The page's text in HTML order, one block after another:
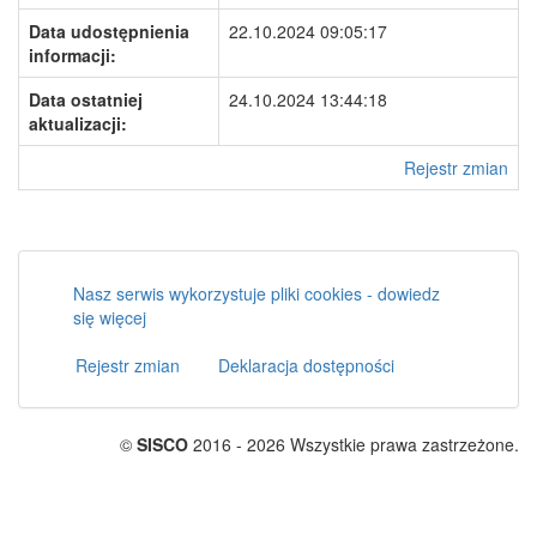
Data udostępnienia
informacji:
22.10.2024 09:05:17
Data ostatniej
aktualizacji:
24.10.2024 13:44:18
Rejestr zmian
Nasz serwis wykorzystuje pliki cookies - dowiedz
się więcej
Rejestr zmian
Deklaracja dostępności
© SISCO 2016 - 2026 Wszystkie prawa zastrzeżone.